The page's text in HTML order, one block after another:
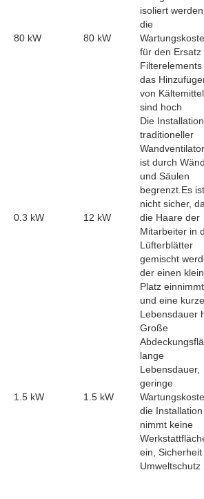
80 kW 80 kW
isoliert
die
für den Ersatz
das
von Kältemittel
sind hoch
0.3 kW 12 kW
Die Installation
traditioneller
ist durch
und Säulen
begrenzt.Es ist
nicht sicher,
die Haare der
Mitarbeiter in
Lüfterblätter
gemischt
der einen
Platz einnimmt
und eine kurze
Lebensdauer
1.5 kW 1.5 kW
Große
lange
Lebensdauer,
geringe
die Installation
nimmt keine
ein,
Umweltschutz